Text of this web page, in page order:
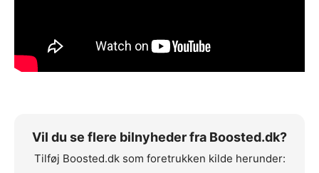
Vil du se flere bilnyheder fra Boosted.dk?
Tilføj Boosted.dk som foretrukken kilde herunder: